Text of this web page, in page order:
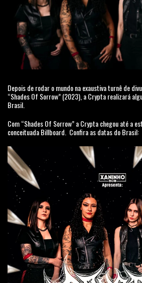
Depois de rodar o mundo na exaustiva turnê de
“Shades Of Sorrow” (2023), a Crypta realizará
Brasil.
Com “Shades Of Sorrow” a Crypta chegou até a
conceituada Billboard. Confira as datas do Brasil: